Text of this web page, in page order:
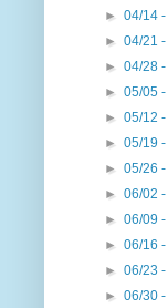
►04/14
►04/21
►04/28
►05/05
►05/12
►05/19
►05/26
►06/02
►06/09
►06/16
►06/23
►06/30